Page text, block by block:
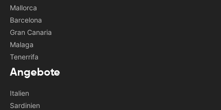
Mallorca
Barcelona
Gran Canaria
Malaga
Tenerrifa
Angebote
Italien
Sardinien